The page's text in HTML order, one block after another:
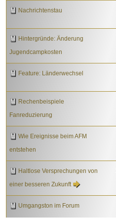
Nachrichtenstau
Hintergründe: Änderung
Jugendcampkosten
Feature: Länderwechsel
Rechenbeispiele
Fanreduzierung
Wie Ereignisse beim AFM
entstehen
Haltlose Versprechungen von
einer besseren Zukunft
Umgangston im Forum